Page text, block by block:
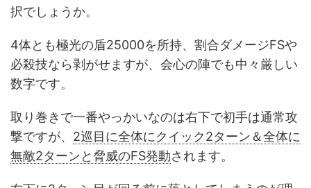
択でしょうか。
4体とも極光の盾25000を所持、割合ダメージFSや
必殺技なら剥がせますが、会心の陣でも中々厳しい
数字です。
取り巻きで一番やっかいなのは右下で初手は通常攻
撃ですが、 2巡目に全体にクイック2ターン＆全体に
無敵2ターンと脅威のFS発動されます。